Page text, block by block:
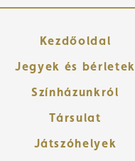
Kezdőoldal
Jegyek és bérletek
Színházunkról
Társulat
Játszóhelyek